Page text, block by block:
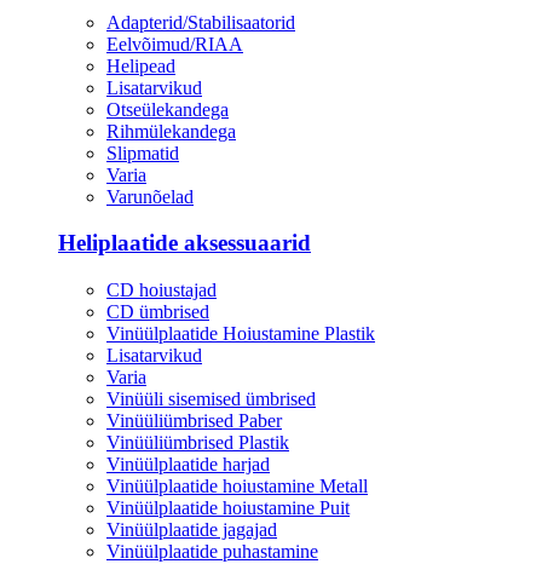
Adapterid/Stabilisaatorid
Eelvõimud/RIAA
Helipead
Lisatarvikud
Otseülekandega
Rihmülekandega
Slipmatid
Varia
Varunõelad
Heliplaatide aksessuaarid
CD hoiustajad
CD ümbrised
Vinüülplaatide Hoiustamine Plastik
Lisatarvikud
Varia
Vinüüli sisemised ümbrised
Vinüüliümbrised Paber
Vinüüliümbrised Plastik
Vinüülplaatide harjad
Vinüülplaatide hoiustamine Metall
Vinüülplaatide hoiustamine Puit
Vinüülplaatide jagajad
Vinüülplaatide puhastamine